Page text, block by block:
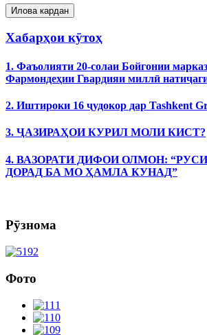
Хабарҳои кӯтоҳ
1. Фаъолияти 20-солаи Бойгонии
Фармондеҳии Гвардияи миллӣ
2. Иштироки 16 ҷудокор дар Tashkent
3. ҶАЗИРАҲОИ КУРИЛ МОЛИ КИСТ?
4. ВАЗОРАТИ ДИФОИ ОЛМОН:
ДОРАД БА МО ҲАМЛА КУНАД”
Рӯзнома
Фото